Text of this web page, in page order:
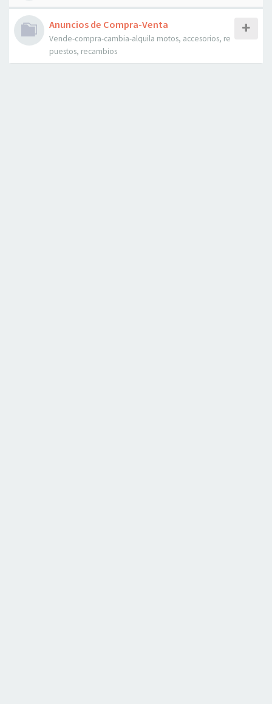
Anuncios de Compra-Venta
Vende-compra-cambia-alquila motos, accesorios, re
puestos, recambios